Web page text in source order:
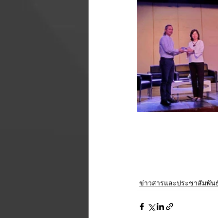
ข่าวสารและประชาสัมพัน